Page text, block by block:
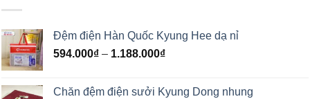
Đệm điện Hàn Quốc Kyung Hee dạ nỉ
594.000₫ – 1.188.000₫
Chăn đệm điện sưởi Kyung Dong nhung